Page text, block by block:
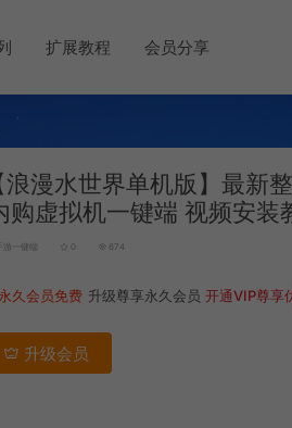
扩展教程 会员分享
漫水世界单机版】最新
购虚拟机一键端 视频安装
手游一键端 0 674
久会员免费 升级尊享永久会员 开通VIP尊享
升级会员